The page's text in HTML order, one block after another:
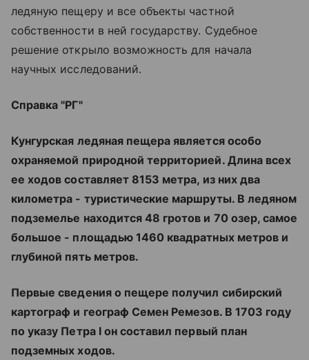
ледяную пещеру и все объекты частной
собственности в ней государству. Судебное
решение открыло возможность для начала
научных исследований.
Справка "РГ"
Кунгурская ледяная пещера является особо
охраняемой природной территорией. Длина всех
ее ходов составляет 8153 метра, из них два
километра - туристические маршруты. В ледяном
подземелье находится 48 гротов и 70 озер, самое
большое - площадью 1460 квадратных метров и
глубиной пять метров.
Первые сведения о пещере получил сибирский
картограф и географ Семен Ремезов. В 1703 году
по указу Петра I он составил первый план
подземных ходов.